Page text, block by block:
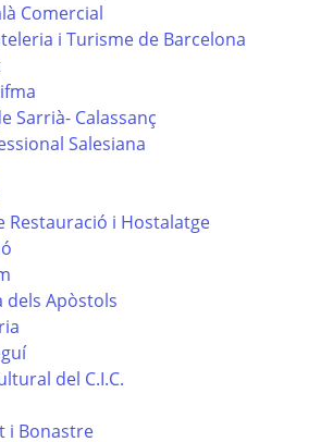
Comercial
i Turisme de Barcelona
Sarrià- Calassanç
Salesiana
Restauració i Hostalatge
dels Apòstols
del C.I.C.
i Bonastre